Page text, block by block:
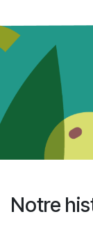
Notre